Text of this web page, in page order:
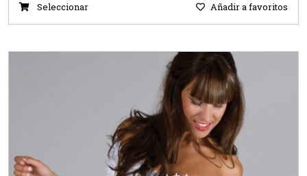
Seleccionar Añadir a favoritos